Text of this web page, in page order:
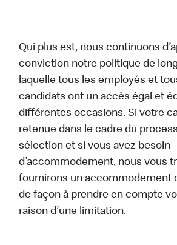
Qui plus est, nous continuons
conviction notre politique de
laquelle tous les employés et
candidats ont un accès égal et
différentes occasions. Si votre
retenue dans le cadre du
sélection et si vous avez besoin
d’accommodement, nous vous
fournirons un accommodement
de façon à prendre en compte
raison d’une limitation.